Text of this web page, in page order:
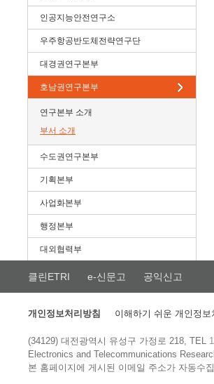
인공지능안전연구소
우주항공반도체전략연구단
대경권연구본부
호남권연구본부
연구본부 소개
부서 소개
수도권연구본부
기획본부
사업화본부
행정본부
대외협력부
클린ETRI e-신문고 공익신고
개인정보처리방침 이해하기 쉬운 개인정보
(34129) 대전광역시 유성구 가정로 218, TEL
Electronics and Telecommunications
본 홈페이지에 게시된 이메일 주소가 자동수